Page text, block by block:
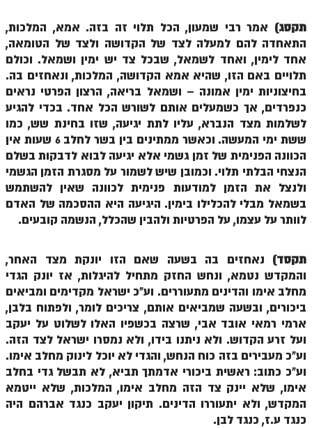
זוהר נשא למתחילים
זוהר נשא למתקדמים
זוהר בהעלותך למתחילים
זוהר בהעלותך למתקדמים
זוהר שלח לך למתחילים
זוהר קורח למתחילים
זוהר קורח למתקדמים
חוקת למתחילים
חוקת מתקדמים
זוהר בלק למתחילים
זוהר בלק למתקדמים
זוהר פנחס למתחילים
זוהר פנחס למתקדמים
ספר הזוהר – דברים
זוהר ואתחנן למתחילים
תקסג) אמר רבי שמעון, הכל תלוי זה בזה. אמא, המלכות,
התאחדה להם למעלה לצד של הקדושה ולצד של הטומאה,
אחד לימין, ואחד לשמאל, שבכל צד יש ימין ושמאל. וכולם
תלויים באם הזו, שהיא אמא הקדושה, המלכות, ונאחזים בה.
בחיצוניות ימין אמונה – ושמאל בריאה, הרצון הפרטי נראים
כנפרדים, אך כשמעלים אותם לשורש הכל אחד. בכדי להגיע
לשלמות מצד הנברא, עליו לתת יגיעה, שזו בחינת שש, כמו
ששת ימי המעשה. וכאשר ממתינים בין בשר לחלב 6 שעות אין
הכוונה הפנימית של זמן גשמי אלא יגיעה לבוא לדבקות בשלם
הנצחי הבלתי תלוי. וכמובן שיש לשמור על מסגרת הזמן הגשמי
ולנצל את הזמן למודעות פנימית לכוונה שאין להשתמש
בשמאל מבלי להכלילו בימין. היגיעה היא ההסכמה של האדם
לוותר על עצמו, על הפרטיות ולהבין שהכלל, הנשמה קובעים.
תקסד) נאחזים בה בשעה שאם הזו יונקת מצד האחר,
והמקדש נטמא, ונחש החזק מתחיל להיגלות, אז יונק הגדי
מחלב אימו והדינים מתעוררים. וע"כ ישראל מקדימים ומביאים
ביכורים, ובשעה שמביאים אותם, צריכים לומר, ולפתוח בלבן,
ארמי רמאי אובד אבי, שרצה בכשפיו האלו לשלוט על יעקב
ועל זרע הקדוש. ולא ניתנו בידו, ולא נמסרו ישראל לצד הזה.
וע"כ מעבירים בזה כוח הנחש, והגדי לא יוכל לינוק מחלב אימו.
וע"כ כתוב: ראשית ביכורי אדמתך תביא, לא תבשל גדי בחלב
אימו, שלא יינק צד הזה מחלב אימו, המלכות, שלא ייטמא
המקדש, ולא יתעוררו הדינים. תיקון יעקב כנגד אברהם היה
כנגד ע.ז, כנגד לבן.